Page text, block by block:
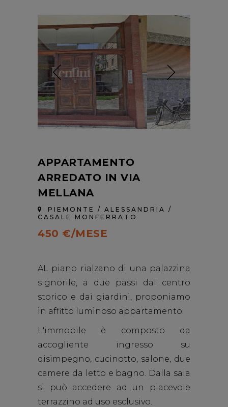
APPARTAMENTO
ARREDATO IN VIA
MELLANA
PIEMONTE / ALESSANDRIA /
CASALE MONFERRATO
450 €/MESE
AL piano rialzano di una palazzina
signorile, a due passi dal centro
storico e dai giardini, proponiamo
in affitto luminoso appartamento.
L'immobile è composto da
accogliente ingresso su
disimpegno, cucinotto, salone, due
camere da letto e bagno. Dalla sala
si può accedere ad un piacevole
terrazzino ad uso esclusivo.